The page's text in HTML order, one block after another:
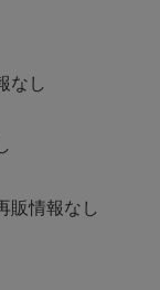
なし
販情報なし